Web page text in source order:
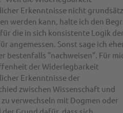
Erkenntnisse nicht
werden kann, halte ich den
die in sich konsistente Logik
angemessen. Sonst sage ich
bestenfalls "nachweisen". Für
der Widerlegbarkeit
Erkenntnisse der
zwischen Wissenschaft und
verwechseln mit Dogmen oder